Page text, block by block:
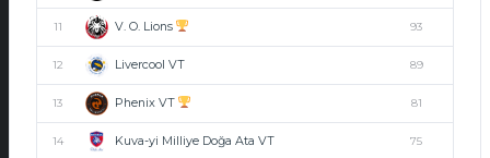
11 V. O. Lions 93
12 Livercool VT 89
13 Phenix VT 81
14 Kuva-yi Milliye Doğa Ata VT 75